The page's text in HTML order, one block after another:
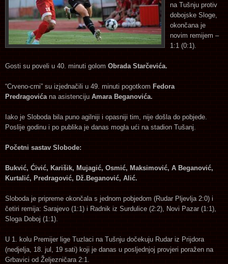
na Tušnju protiv
dobojske Sloge,
okončana je
novim remijem –
1:1 (0:1).
Gosti su poveli u 40. minuti golom Obrada Starčevića.
“Crveno-crni” su izjednačili u 49. minuti pogotkom Fedora
Predragovića na asistenciju Amara Beganovića.
Iako je Sloboda bila puno agilniji i opasniji tim, nije došla do pobjede.
Poslije godinu i po publika je danas mogla ući na stadion Tušanj.
Početni sastav Slobode:
Bukvić, Ćivić, Karišik, Mujagić, Osmić, Maksimović, A Beganović,
Kurtalić, Predragović, Dž.Beganović, Alić.
Sloboda je pripreme okončala s jednom pobjedom (Rudar Pljevlja 2:0) i
četiri remija: Sarajevo (1:1) i Radnik iz Surdulice (2:2), Novi Pazar (1:1),
Sloga Doboj (1:1).
U 1. kolu Premijer lige Tuzlaci na Tušnju dočekuju Rudar iz Prijdora
(nedjelja, 18. jul, 19 sati) koji je danas u posljednjoj provjeri poražen na
Grbavici od Željezničara 2:1.